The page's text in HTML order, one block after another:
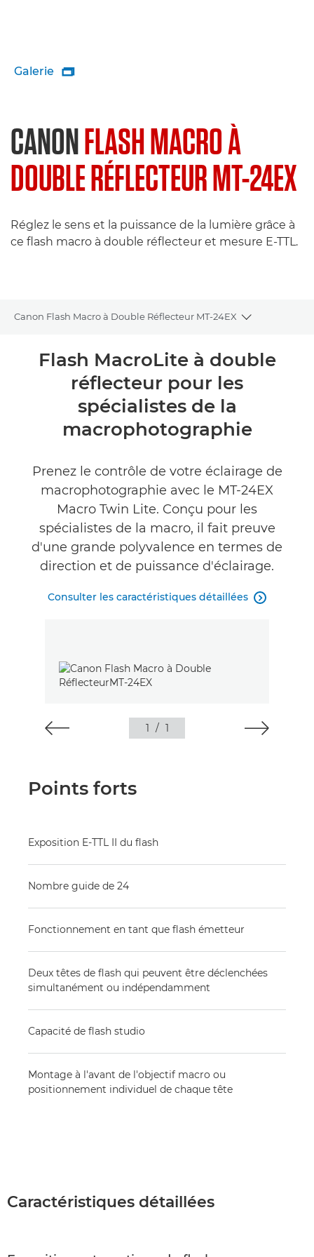
Galerie 
CANONFLASH MACRO À
DOUBLE RÉFLECTEUR MT-24EX
Réglez le sens et la puissance de la lumière grâce à
ce flash macro à double réflecteur et mesure E-TTL.
Canon Flash Macro à Double Réflecteur MT-24EX
Toggle
Présentation
Caractéristiques
Flash MacroLite à double
réflecteur pour les
spécialistes de la
macrophotographie
Prenez le contrôle de votre éclairage de
macrophotographie avec le MT-24EX
Macro Twin Lite. Conçu pour les
spécialistes de la macro, il fait preuve
d'une grande polyvalence en termes de
direction et de puissance d'éclairage.
Consulter les caractéristiques détaillées 
1 / 1
Points forts
Exposition E-TTL II du flash
Nombre guide de 24
Fonctionnement en tant que flash émetteur
Deux têtes de flash qui peuvent être déclenchées
simultanément ou indépendamment
Capacité de flash studio
Montage à l'avant de l'objectif macro ou
positionnement individuel de chaque tête
Caractéristiques détaillées